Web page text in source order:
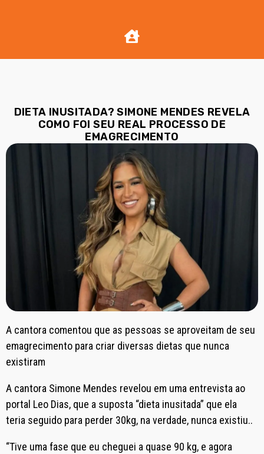
DIETA INUSITADA? SIMONE MENDES REVELA
COMO FOI SEU REAL PROCESSO DE
EMAGRECIMENTO
A cantora comentou que as pessoas se aproveitam de seu
emagrecimento para criar diversas dietas que nunca
existiram
A cantora Simone Mendes revelou em uma entrevista ao
portal Leo Dias, que a suposta “dieta inusitada” que ela
teria seguido para perder 30kg, na verdade, nunca existiu..
“Tive uma fase que eu cheguei a quase 90 kg, e agora